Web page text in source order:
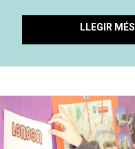
LLEGIR MÉS